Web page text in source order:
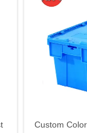
Custom